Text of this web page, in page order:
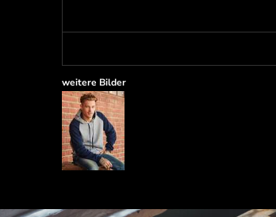
weitere Bilder